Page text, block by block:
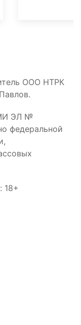
ООО НТРК
ЭЛ №
федеральной
18+